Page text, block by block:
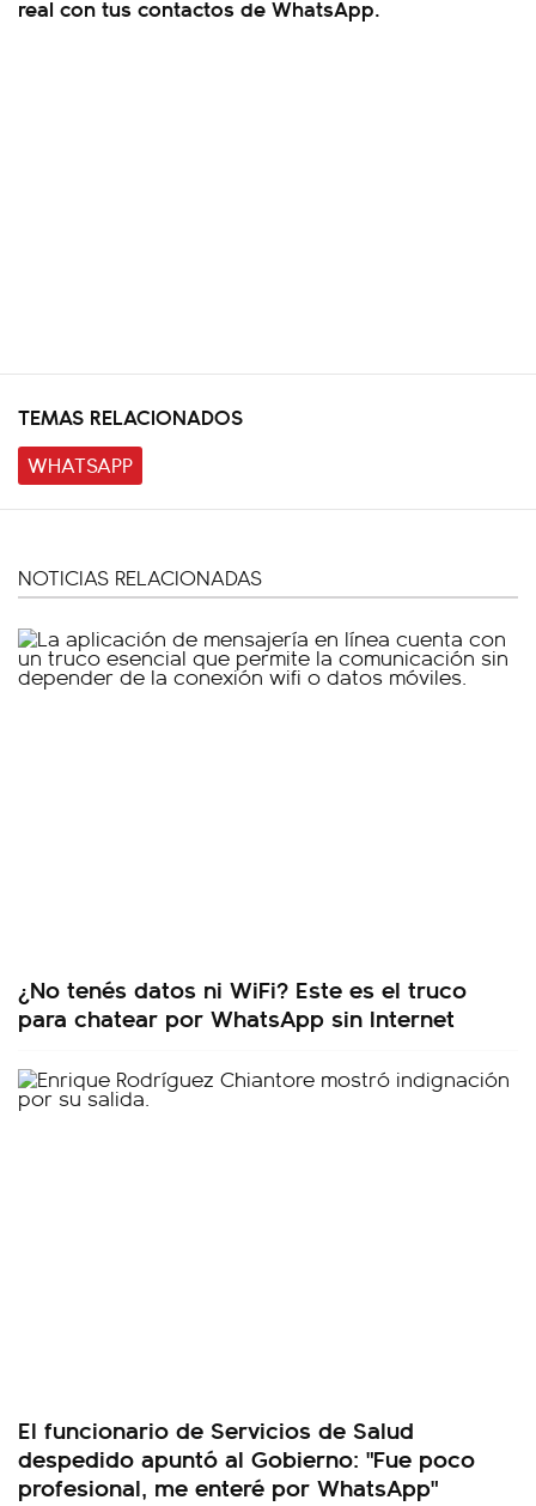
real con tus contactos de WhatsApp.
TEMAS RELACIONADOS
WHATSAPP
NOTICIAS RELACIONADAS
¿No tenés datos ni WiFi? Este es el truco
para chatear por WhatsApp sin Internet
El funcionario de Servicios de Salud
despedido apuntó al Gobierno: "Fue poco
profesional, me enteré por WhatsApp"